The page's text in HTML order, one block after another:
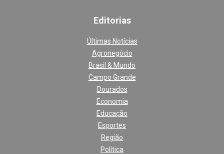
Editorias
Últimas Notícias
Agronegócio
Brasil & Mundo
Campo Grande
Dourados
Economia
Educação
Esportes
Região
Política